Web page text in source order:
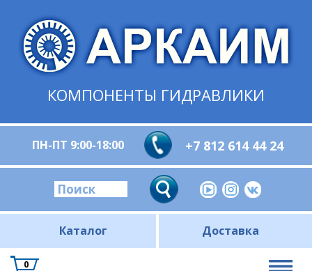
КОМПОНЕНТЫ ГИДРАВЛИКИ
ПН-ПТ 9:00-18:00 +7 812 614 44 24
Каталог Доставка
0